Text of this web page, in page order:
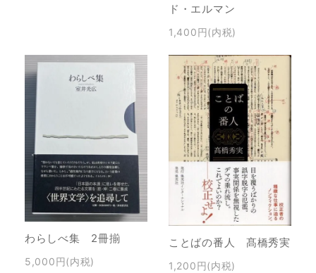
ド・エルマン
1,400円(内税)
わらしべ集 2冊揃
5,000円(内税)
ことばの番人 髙橋秀実
1,200円(内税)